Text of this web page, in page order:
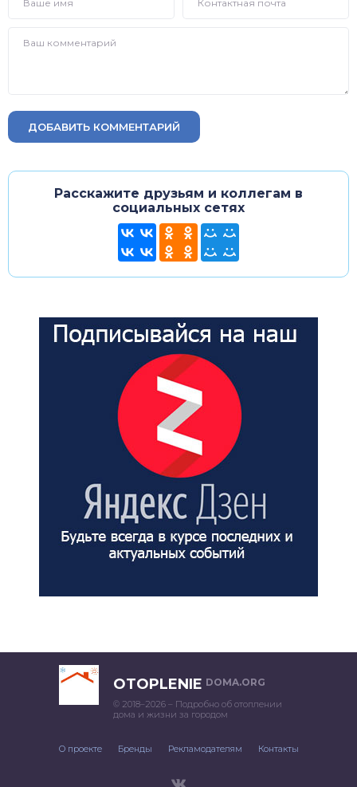
ДОБАВИТЬ КОММЕНТАРИЙ
Расскажите друзьям и коллегам в
социальных сетях
OTOPLENIE DOMA.ORG
© 2018–2026 – Подробно об отоплении
дома и жизни за городом
О проекте Бренды Рекламодателям Контакты